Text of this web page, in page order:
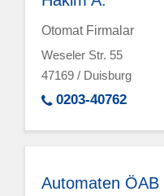
Otomat Firmalar
Weseler Str. 55
47169 / Duisburg
0203-40762
Automaten ÖAB